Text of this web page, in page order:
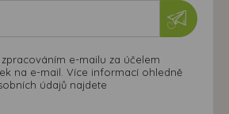
e-mailu za účelem
na e-mail. Více informací ohledně
údajů najdete